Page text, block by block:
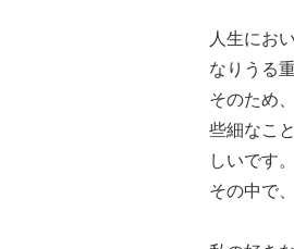
人生にお
なりうる
そのため
些細なこ
しいです。
その中で